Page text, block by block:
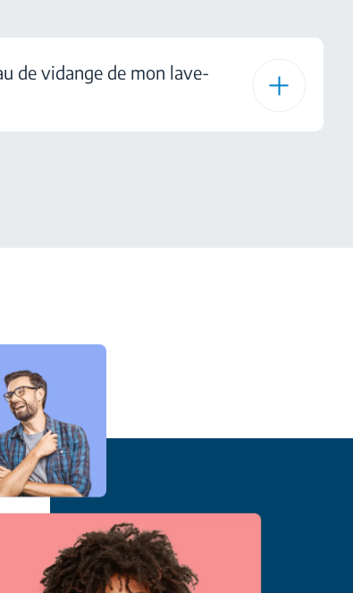
de vidange de mon lave-